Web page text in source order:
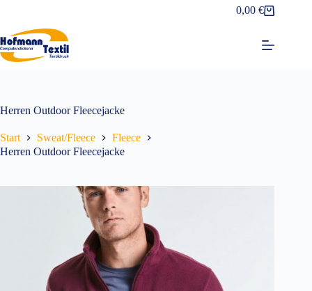
springen
Warenkorb
0,00€
Herren Outdoor Fleecejacke
Start Sweat/Fleece
Fleece
Herren Outdoor Fleecejacke